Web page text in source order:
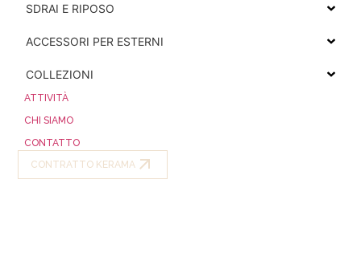
SDRAI E RIPOSO
ACCESSORI PER ESTERNI
COLLEZIONI
ATTIVITÀ
CHI SIAMO
CONTATTO
CONTRATTO KERAMA